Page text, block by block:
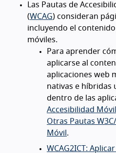
Las Pautas de
(WCAG) consideran
incluyendo el
móviles.
Para aprender
aplicarse al
aplicaciones web
nativas e híbridas
dentro de las
Accesibilidad
Otras Pautas
Móvil .
WCAG2ICT: